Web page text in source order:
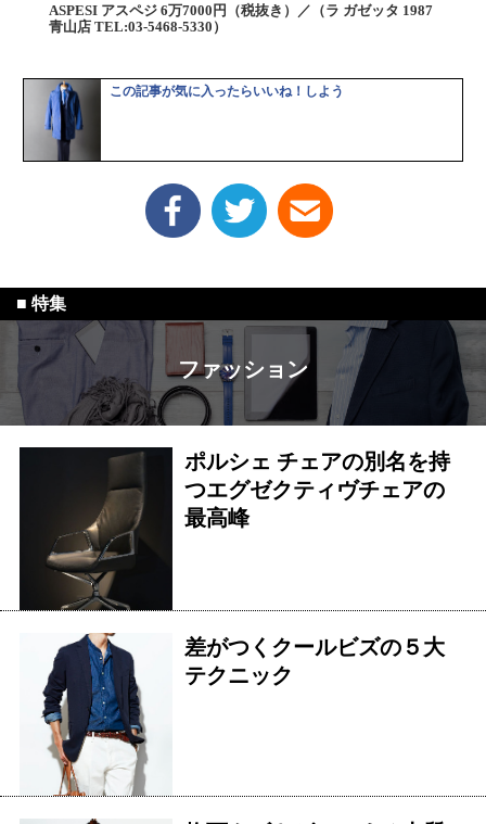
ASPESI アスペジ 6万7000円（税抜き）／（ラ ガゼッタ 1987
青山店 TEL:03-5468-5330）
この記事が気に入ったらいいね！しよう
ファッション
ポルシェ チェアの別名を持
つエグゼクティヴチェアの
最高峰
差がつくクールビズの５大
テクニック